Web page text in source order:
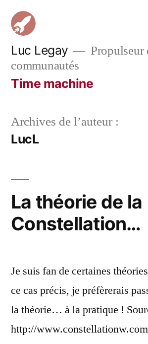
Aller
contenu
Luc Legay
Propulseur
communautés
Time machine
Archives de l’auteur :
LucL
La théorie de la
Constellation…
Je suis fan de certaines
ce cas précis, je préfèrerais
la théorie… à la pratique !
http://